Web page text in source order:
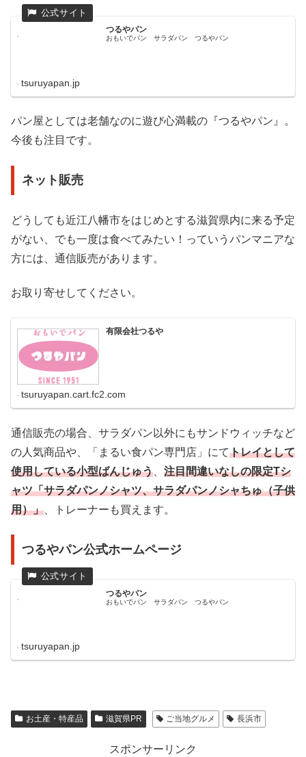
つるやパン
おもいでパン サラダパン つるやパン
tsuruyapan.jp
パン屋としては老舗なのに遊び心満載の『つるやパン』。
今後も注目です。
ネット販売
どうしても近江八幡市をはじめとする滋賀県内に来る予定
がない、でも一度は食べてみたい！っていうパンマニアな
方には、通信販売があります。
お取り寄せしてください。
有限会社つるや
tsuruyapan.cart.fc2.com
通信販売の場合、サラダパン以外にもサンドウィッチなど
の人気商品や、「まるい食パン専門店」にてトレイとして
使用している小型ばんじゅう
注目間違いなしの限定Tシ
ャツ「サラダパンノシャツ、サラダパンノシャちゅ（子供
用）」 、トレーナーも買えます。
つるやパン公式ホームページ
つるやパン
おもいでパン サラダパン つるやパン
tsuruyapan.jp
お土産・特産品 滋賀県PR ご当地グルメ 長浜市
スポンサーリンク